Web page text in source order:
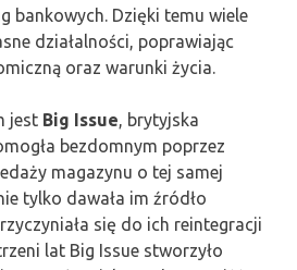
bankowych. Dzięki temu wiele
działalności, poprawiając
oraz warunki życia.
jest Big Issue, brytyjska
bezdomnym poprzez
magazynu o tej samej
tylko dawała im źródło
się do ich reintegracji
lat Big Issue stworzyło